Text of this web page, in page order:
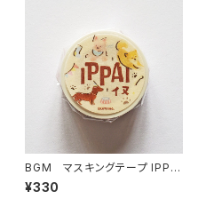
BGM マスキングテープ IPPA
I・犬がいっぱい
¥330